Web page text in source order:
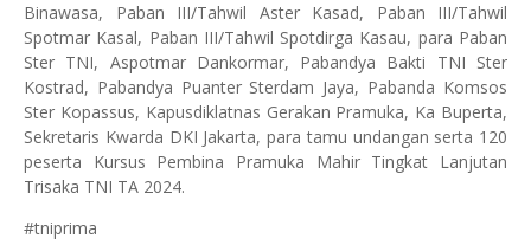
Binawasa, Paban III/Tahwil Aster Kasad, Paban III/Tahwil
Spotmar Kasal, Paban III/Tahwil Spotdirga Kasau, para Paban
Ster TNI, Aspotmar Dankormar, Pabandya Bakti TNI Ster
Kostrad, Pabandya Puanter Sterdam Jaya, Pabanda Komsos
Ster Kopassus, Kapusdiklatnas Gerakan Pramuka, Ka Buperta,
Sekretaris Kwarda DKI Jakarta, para tamu undangan serta 120
peserta Kursus Pembina Pramuka Mahir Tingkat Lanjutan
Trisaka TNI TA 2024.
#tniprima